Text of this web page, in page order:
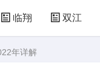
临翔 双江
年详解